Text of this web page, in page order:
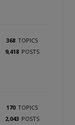
368 TOPICS
9,418 POSTS
170 TOPICS
2,043 POSTS